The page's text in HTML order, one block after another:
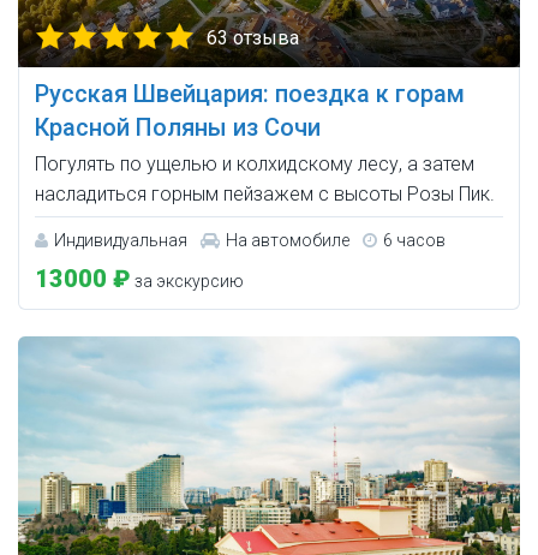
63 отзыва
Русская Швейцария: поездка к горам
Красной Поляны из Сочи
Погулять по ущелью и колхидскому лесу, а затем
насладиться горным пейзажем с высоты Розы Пик.
Индивидуальная На автомобиле 6 часов
13000 ₽ за экскурсию